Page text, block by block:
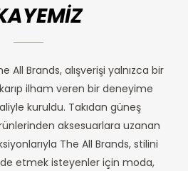
All Brands, alışverişi yalnızca bir
ilham veren bir deneyime
kuruldu. Takıdan güneş
aksesuarlara uzanan
The All Brands, stilini
etmek isteyenler için moda,